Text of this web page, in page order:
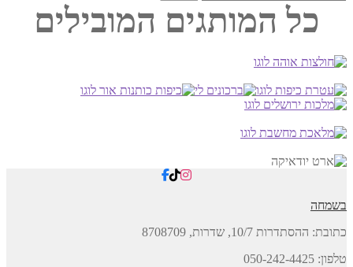
כל המותגים המובילים
בשמחה
כתובת: ההסתדרות 10/7, שדרות,
8708709
טלפון: 050-242-4425